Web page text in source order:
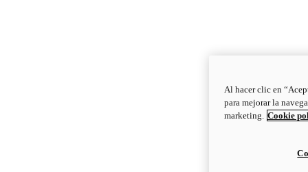
Al hacer clic en
para mejorar la
marketing. Cookie